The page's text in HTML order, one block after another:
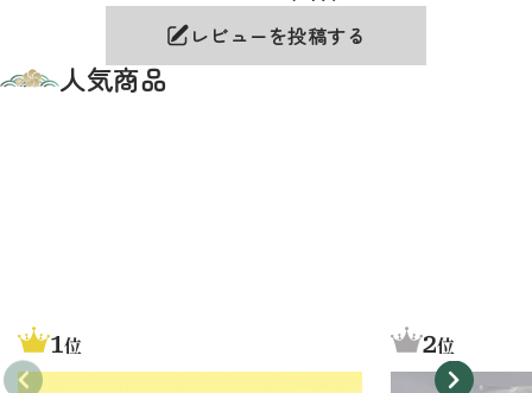
レビューを投稿する
人気商品
1位 2位